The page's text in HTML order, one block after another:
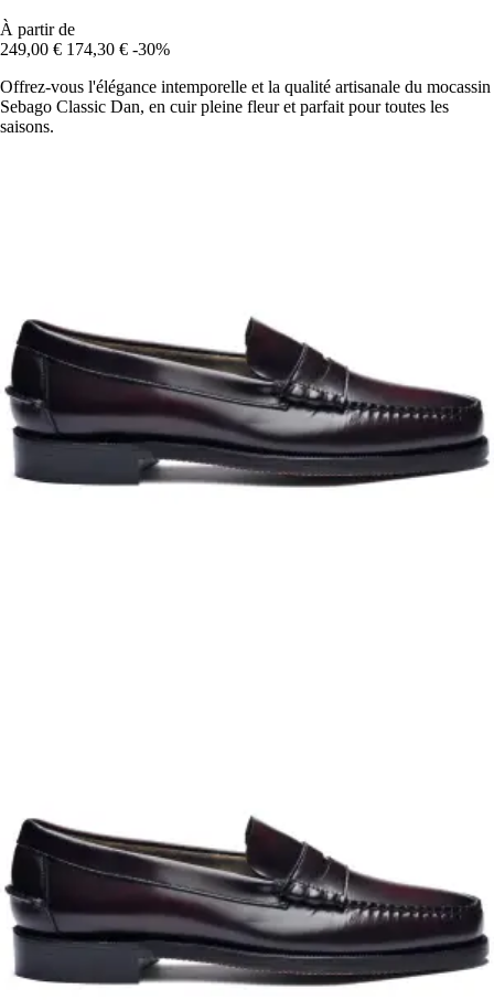
À partir de
249,00 € 174,30 € -30%
Offrez-vous l'élégance intemporelle et la qualité artisanale du mocassin
Sebago Classic Dan, en cuir pleine fleur et parfait pour toutes les
saisons.